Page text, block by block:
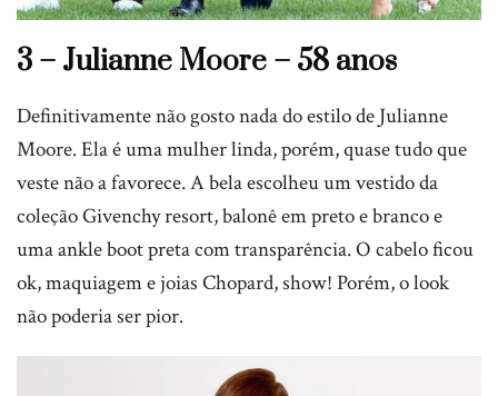
3 – Julianne Moore – 58 anos
Definitivamente não gosto nada do estilo de Julianne
Moore. Ela é uma mulher linda, porém, quase tudo que
veste não a favorece. A bela escolheu um vestido da
coleção Givenchy resort, balonê em preto e branco e
uma ankle boot preta com transparência. O cabelo ficou
ok, maquiagem e joias Chopard, show! Porém, o look
não poderia ser pior.